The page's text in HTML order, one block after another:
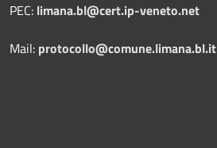
PEC: limana.bl@cert.ip-veneto.net
Mail: protocollo@comune.limana.bl.it